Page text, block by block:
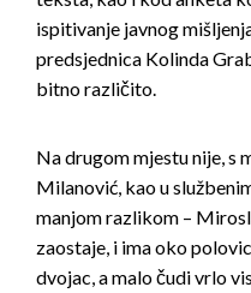
ispitivanje javnog
predsjednica Kolinda
bitno različito.
Na drugom mjestu nije, s
Milanović, kao u
manjom razlikom –
zaostaje, i ima oko
dvojac, a malo čudi vrlo